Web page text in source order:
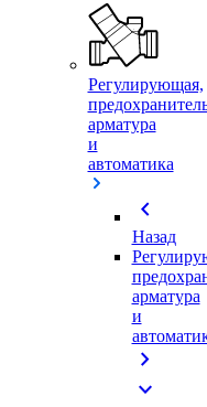
Регулирующая,
арматура
и
автоматика
chevron_left
Назад
арматура
и
chevron_right
expand_more